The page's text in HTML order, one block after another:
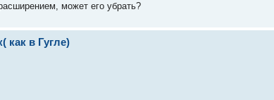
может его убрать?
как в Гугле)